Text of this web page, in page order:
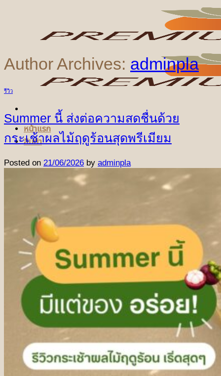
หน้าแรก
สินค้า
ชุดผลไม้ตามเทศกาล
ชุดเทศกาลวันแห่งความรัก
ชุดเทศกาลวันตรุษจีน
ชุดกระเช้าผลไม้ฤดูร้อน
ชุดผลไม้เทศกาลวันแม่
(NEW)
ชุดเทศกาลสารทจีน (NEW)
ชุดเทศกาลไหว้พระจันทร์ (NEW)
ชุดเทศกาลเกษียณอายุ
ชุดเทศกาลองุ่น Ruby
Author Archives: adminpla
รีวิว
Summer นี้ ส่งต่อความสดชื่นด้วย
กระเช้าผลไม้ฤดูร้อนสุดพรีเมียม
Posted on 21/06/2026 by adminpla